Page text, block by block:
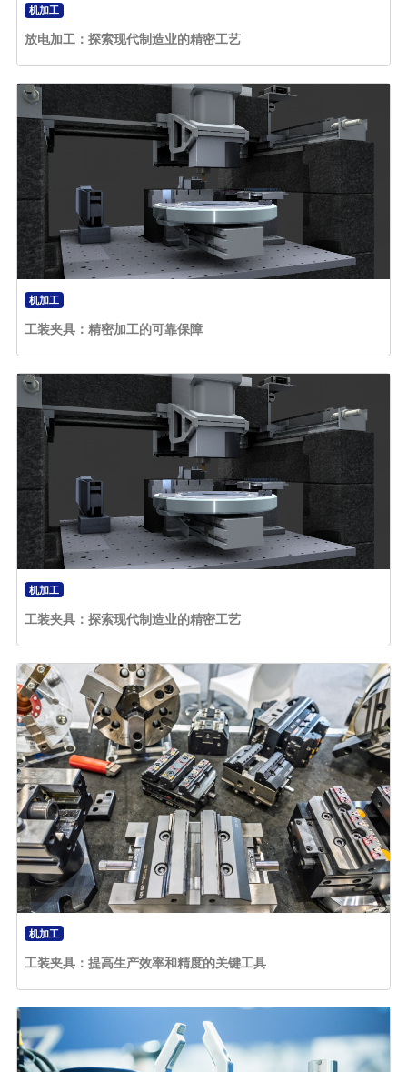
机加工
放电加工：探索现代制造业的精密工艺
机加工
工装夹具：精密加工的可靠保障
机加工
工装夹具：探索现代制造业的精密工艺
机加工
工装夹具：提高生产效率和精度的关键工具